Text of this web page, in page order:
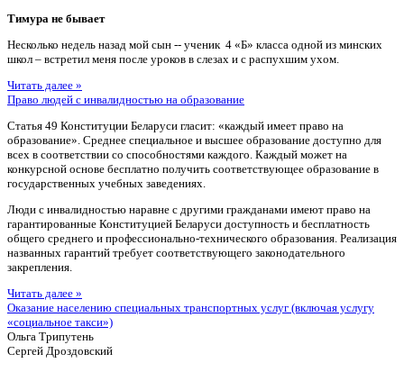
Тимура не бывает
Несколько недель назад мой сын -- ученик 4 «Б» класса одной из минских
школ – встретил меня после уроков в слезах и с распухшим ухом.
Читать далее »
Право людей с инвалидностью на образование
Статья 49 Конституции Беларуси гласит: «каждый имеет право на
образование». Среднее специальное и высшее образование доступно для
всех в соответствии со способностями каждого. Каждый может на
конкурсной основе бесплатно получить соответствующее образование в
государственных учебных заведениях.
Люди с инвалидностью наравне с другими гражданами имеют право на
гарантированные Конституцией Беларуси доступность и бесплатность
общего среднего и профессионально-технического образования. Реализация
названных гарантий требует соответствующего законодательного
закрепления.
Читать далее »
Оказание населению специальных транспортных услуг (включая услугу
«социальное такси»)
Ольга Трипутень
Сергей Дроздовский